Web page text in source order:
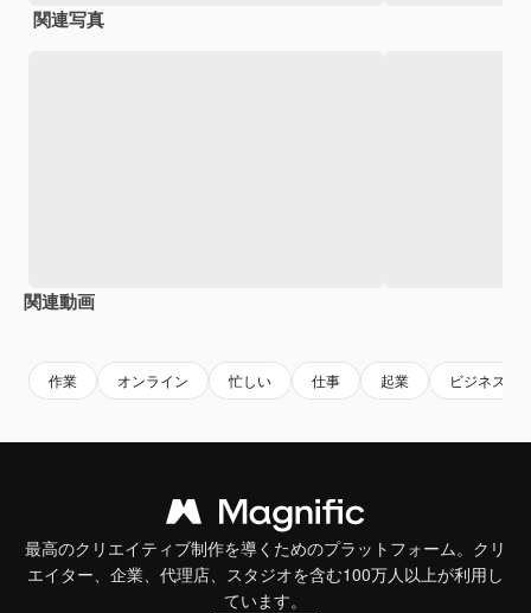
関連写真
関連動画
作業 オンライン 忙しい 仕事 起業 ビジネス
最高のクリエイティブ制作を導くためのプラットフォーム。クリ
エイター、企業、代理店、スタジオを含む100万人以上が利用し
ています。